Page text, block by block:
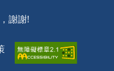
謝謝!